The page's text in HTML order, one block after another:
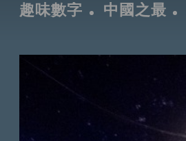
趣味數字 中國之最